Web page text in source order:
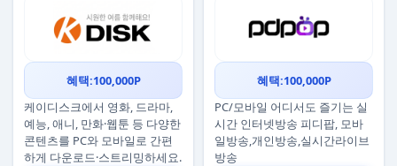
혜택:100,000P
케이디스크에서 영화, 드라마,
예능, 애니, 만화·웹툰 등 다양한
콘텐츠를 PC와 모바일로 간편
하게 다운로드·스트리밍하세요.
혜택:100,000P
PC/모바일 어디서도 즐기는 실
시간 인터넷방송 피디팝, 모바
일방송,개인방송,실시간라이브
방송